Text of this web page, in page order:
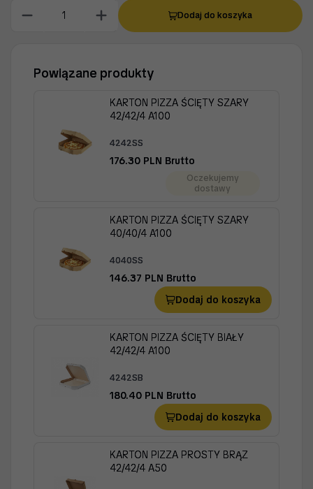
Dodaj do koszyka
Powiązane produkty
3535PB
KARTON PIZZA ŚCIĘTY SZARY
42/42/4 A100
4242SS
176.30 PLN Brutto
Oczekujemy
dostawy
KARTON PIZZA ŚCIĘTY SZARY
40/40/4 A100
4040SS
146.37 PLN Brutto
Dodaj do koszyka
KARTON PIZZA ŚCIĘTY BIAŁY
42/42/4 A100
4242SB
180.40 PLN Brutto
Dodaj do koszyka
KARTON PIZZA PROSTY BRĄZ
42/42/4 A50